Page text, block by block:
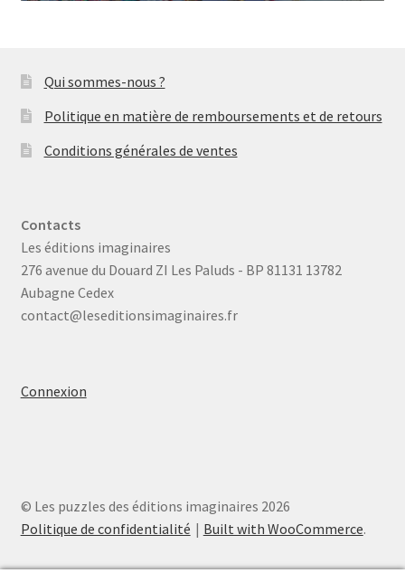
Qui sommes-nous ?
Politique en matière de remboursements et de retours
Conditions générales de ventes
Contacts
Les éditions imaginaires
276 avenue du Douard ZI Les Paluds - BP 81131 13782
Aubagne Cedex
contact@leseditionsimaginaires.fr
Connexion
© Les puzzles des éditions imaginaires 2026
Politique de confidentialité
Built with WooCommerce.